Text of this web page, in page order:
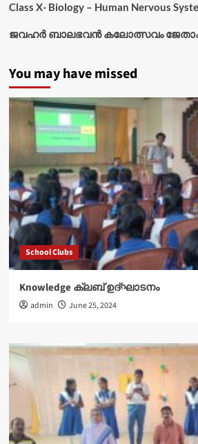
Class X- Biology – Human Nervous
ജവഹർ ബാലഭവൻ കലോത്സവം
You may have missed
School Clubs
Knowledge ക്ലബ് ഉദ്‌ഘാടനം
admin June 25, 2024